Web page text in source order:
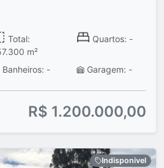
Total:
m²
Quartos: -
Banheiros: - Garagem: -
R$ 1.200.000,00
Indisponivel